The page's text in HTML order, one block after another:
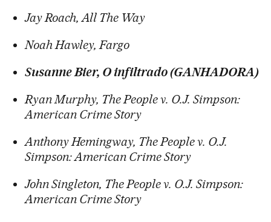
Jay Roach, All The Way
Noah Hawley, Fargo
Susanne Bier, O infiltrado (GANHADORA)
Ryan Murphy, The People v. O.J. Simpson:
American Crime Story
Anthony Hemingway, The People v. O.J.
Simpson: American Crime Story
John Singleton, The People v. O.J. Simpson:
American Crime Story